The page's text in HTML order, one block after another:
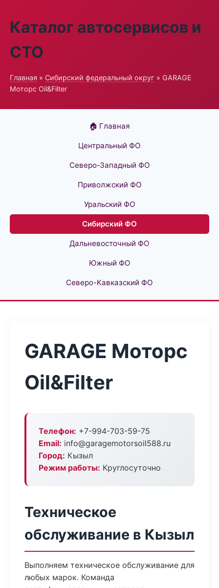
Каталог автосервисов и
СТО
Главная » Сибирский федеральный округ » GARAGE
Моторс Oil&Filter
🏠 Главная
Центральный ФО
Северо-Западный ФО
Приволжский ФО
Уральский ФО
Сибирский ФО
Дальневосточный ФО
Южный ФО
Северо-Кавказский ФО
GARAGE Моторс
Oil&Filter
Телефон: +7-994-703-59-75
Email: info@garagemotorsoil588.ru
Город: Кызыл
Режим работы: Круглосуточно
Техническое
обслуживание в Кызыл
Выполняем техническое обслуживание для
любых марок. Команда